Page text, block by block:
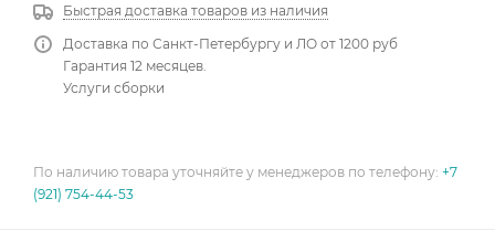
Быстрая доставка товаров из наличия
Доставка по Санкт-Петербургу и ЛО от 1200 руб
Гарантия 12 месяцев.
Услуги сборки
По наличию товара уточняйте у менеджеров по телефону: +7
(921) 754-44-53